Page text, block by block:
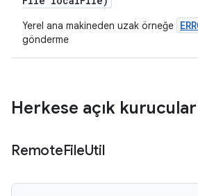
Yerel ana makineden uzak örneğe
gönderme
Herkese açık kurucular
RemoteFileUtil